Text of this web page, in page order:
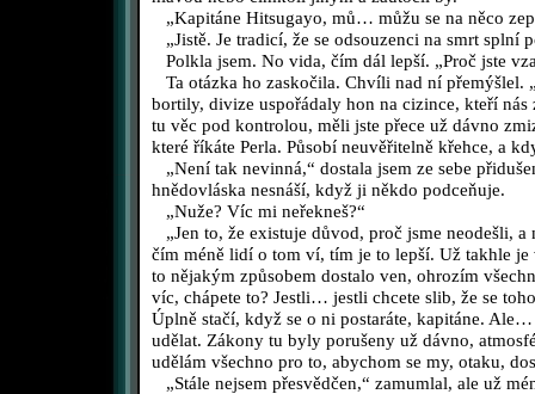
„Kapitáne Hitsugayo, mů… můžu se na něco
„Jistě. Je tradicí, že se odsouzenci na smrt splní
Polkla jsem. No vida, čím dál lepší. „Proč jste
Ta otázka ho zaskočila. Chvíli nad ní přemýšlel.
bortily, divize uspořádaly hon na cizince, kteří
tu věc pod kontrolou, měli jste přece už dávno
které říkáte Perla. Působí neuvěřitelně křehce, a
„Není tak nevinná,“ dostala jsem ze sebe
hnědovláska nesnáší, když ji někdo podceňuje.
„Nuže? Víc mi neřekneš?“
„Jen to, že existuje důvod, proč jsme neodešli,
čím méně lidí o tom ví, tím je to lepší. Už takhle
to nějakým způsobem dostalo ven, ohrozím
víc, chápete to? Jestli… jestli chcete slib, že se
Úplně stačí, když se o ni postaráte, kapitáne.
udělat. Zákony tu byly porušeny už dávno,
udělám všechno pro to, abychom se my, otaku,
„Stále nejsem přesvědčen,“ zamumlal, ale už